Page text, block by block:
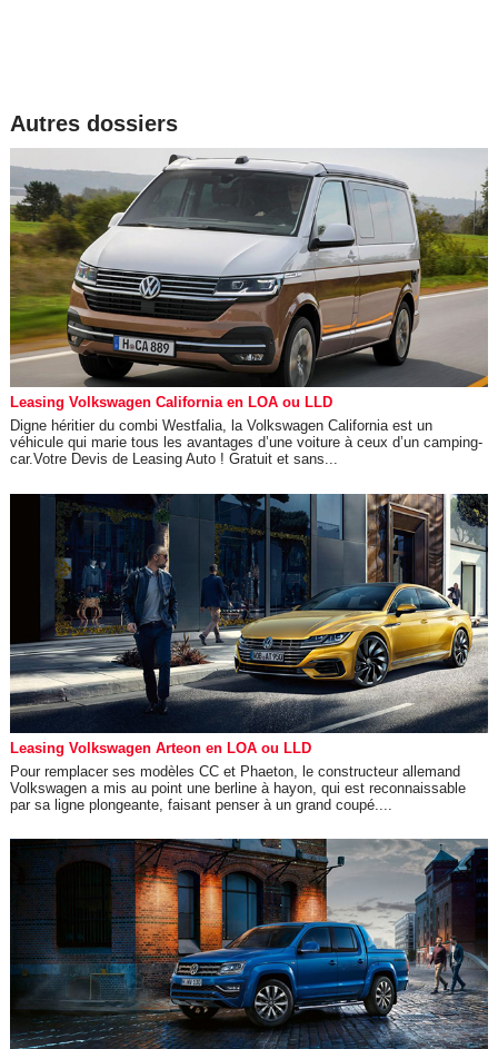
Autres dossiers
Leasing Volkswagen California en LOA ou LLD
Digne héritier du combi Westfalia, la Volkswagen California est un
véhicule qui marie tous les avantages d’une voiture à ceux d’un camping-
car.Votre Devis de Leasing Auto ! Gratuit et sans...
Leasing Volkswagen Arteon en LOA ou LLD
Pour remplacer ses modèles CC et Phaeton, le constructeur allemand
Volkswagen a mis au point une berline à hayon, qui est reconnaissable
par sa ligne plongeante, faisant penser à un grand coupé....